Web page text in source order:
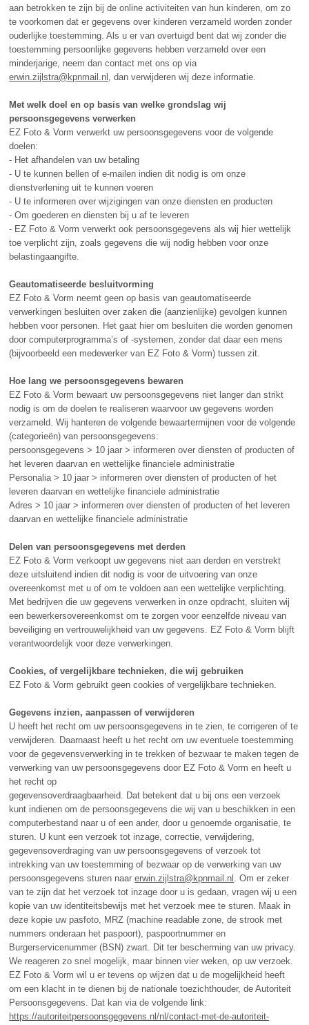
aan betrokken te zijn bij de online activiteiten van hun kinderen, om zo
te voorkomen dat er gegevens over kinderen verzameld worden zonder
ouderlijke toestemming. Als u er van overtuigd bent dat wij zonder die
toestemming persoonlijke gegevens hebben verzameld over een
minderjarige, neem dan contact met ons op via
erwin.zijlstra@kpnmail.nl , dan verwijderen wij deze informatie.
Met welk doel en op basis van welke grondslag wij
persoonsgegevens verwerken
EZ Foto & Vorm verwerkt uw persoonsgegevens voor de volgende
doelen:
- Het afhandelen van uw betaling
- U te kunnen bellen of e-mailen indien dit nodig is om onze
dienstverlening uit te kunnen voeren
- U te informeren over wijzigingen van onze diensten en producten
- Om goederen en diensten bij u af te leveren
- EZ Foto & Vorm verwerkt ook persoonsgegevens als wij hier wettelijk
toe verplicht zijn, zoals gegevens die wij nodig hebben voor onze
belastingaangifte.
Geautomatiseerde besluitvorming
EZ Foto & Vorm neemt geen op basis van geautomatiseerde
verwerkingen besluiten over zaken die (aanzienlijke) gevolgen kunnen
hebben voor personen. Het gaat hier om besluiten die worden genomen
door computerprogramma’s of -systemen, zonder dat daar een mens
(bijvoorbeeld een medewerker van EZ Foto & Vorm) tussen zit.
Hoe lang we persoonsgegevens bewaren
EZ Foto & Vorm bewaart uw persoonsgegevens niet langer dan strikt
nodig is om de doelen te realiseren waarvoor uw gegevens worden
verzameld. Wij hanteren de volgende bewaartermijnen voor de volgende
(categorieën) van persoonsgegevens:
persoonsgegevens > 10 jaar > informeren over diensten of producten of
het leveren daarvan en wettelijke financiele administratie
Personalia > 10 jaar > informeren over diensten of producten of het
leveren daarvan en wettelijke financiele administratie
Adres > 10 jaar > informeren over diensten of producten of het leveren
daarvan en wettelijke financiele administratie
Delen van persoonsgegevens met derden
EZ Foto & Vorm verkoopt uw gegevens niet aan derden en verstrekt
deze uitsluitend indien dit nodig is voor de uitvoering van onze
overeenkomst met u of om te voldoen aan een wettelijke verplichting.
Met bedrijven die uw gegevens verwerken in onze opdracht, sluiten wij
een bewerkersovereenkomst om te zorgen voor eenzelfde niveau van
beveiliging en vertrouwelijkheid van uw gegevens. EZ Foto & Vorm blijft
verantwoordelijk voor deze verwerkingen.
Cookies, of vergelijkbare technieken, die wij gebruiken
EZ Foto & Vorm gebruikt geen cookies of vergelijkbare technieken.
Gegevens inzien, aanpassen of verwijderen
U heeft het recht om uw persoonsgegevens in te zien, te corrigeren of te
verwijderen. Daarnaast heeft u het recht om uw eventuele toestemming
voor de gegevensverwerking in te trekken of bezwaar te maken tegen de
verwerking van uw persoonsgegevens door EZ Foto & Vorm en heeft u
het recht op
gegevensoverdraagbaarheid. Dat betekent dat u bij ons een verzoek
kunt indienen om de persoonsgegevens die wij van u beschikken in een
computerbestand naar u of een ander, door u genoemde organisatie, te
sturen. U kunt een verzoek tot inzage, correctie, verwijdering,
gegevensoverdraging van uw persoonsgegevens of verzoek tot
intrekking van uw toestemming of bezwaar op de verwerking van uw
persoonsgegevens sturen naarerwin.zijlstra@kpnmail.nl . Om er zeker
van te zijn dat het verzoek tot inzage door u is gedaan, vragen wij u een
kopie van uw identiteitsbewijs met het verzoek mee te sturen. Maak in
deze kopie uw pasfoto, MRZ(machine readable zone, de strook met
nummers onderaan het paspoort), paspoortnummer en
Burgerservicenummer (BSN) zwart. Dit ter bescherming van uw privacy.
We reageren zo snel mogelijk, maar binnen vier weken, op uw verzoek.
EZ Foto & Vorm wil u er tevens op wijzen dat u de mogelijkheid heeft
om een klacht in te dienen bij de nationale toezichthouder, de Autoriteit
Persoonsgegevens. Dat kan via de volgende link:
https://autoriteitpersoonsgegevens.nl/nl/contact-met-de-autoriteit-